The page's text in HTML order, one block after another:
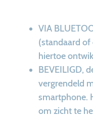
VIA
(standaard of
hiertoe
BEVEILIGD,
vergrendeld
smartphone.
om zicht te